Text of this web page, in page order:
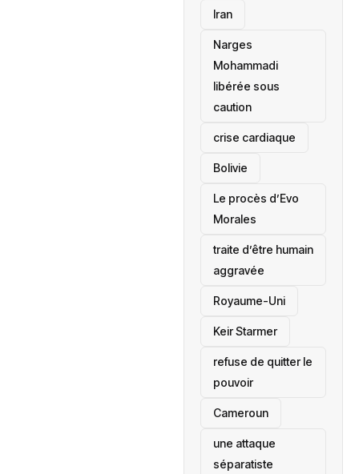
‎Iran
Narges
Mohammadi
libérée sous
caution
crise cardiaque
‎Bolivie
Le procès d’Evo
Morales
traite d’être humain
aggravée
‎Royaume-Uni
Keir Starmer
refuse de quitter le
pouvoir
‎Cameroun
une attaque
séparatiste